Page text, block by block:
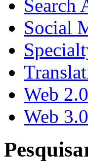
Search
Social
Web 2.0
Web 3.0